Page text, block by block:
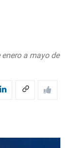
a mayo de